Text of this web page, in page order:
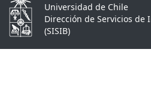
Universidad de Chile
Dirección de Servicios de
(SISIB)